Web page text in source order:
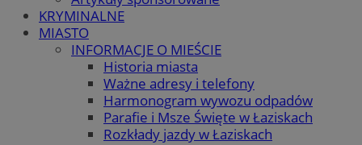
KRYMINALNE
MIASTO
INFORMACJE O MIEŚCIE
Historia miasta
Ważne adresy i telefony
Harmonogram wywozu odpadów
Parafie i Msze Święte w Łaziskach
Rozkłady jazdy w Łaziskach